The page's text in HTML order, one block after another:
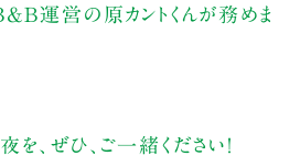
運営の原カントくんが務めま
、ぜひ、ご一緒ください！